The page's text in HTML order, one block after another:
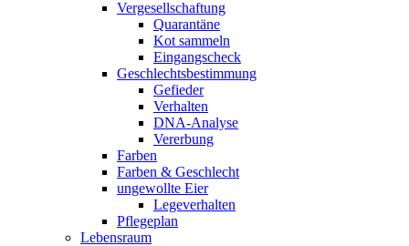
Vergesellschaftung
Quarantäne
Kot sammeln
Eingangscheck
Geschlechtsbestimmung
Gefieder
Verhalten
DNA-Analyse
Vererbung
Farben
Farben & Geschlecht
ungewollte Eier
Legeverhalten
Pflegeplan
Lebensraum